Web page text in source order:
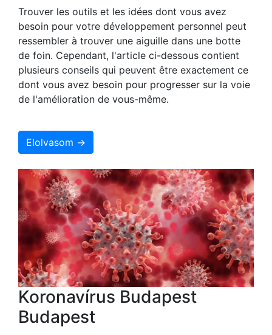
Trouver les outils et les idées dont vous avez
besoin pour votre développement personnel peut
ressembler à trouver une aiguille dans une botte
de foin. Cependant, l'article ci-dessous contient
plusieurs conseils qui peuvent être exactement ce
dont vous avez besoin pour progresser sur la voie
de l'amélioration de vous-même.
Elolvasom →
Koronavírus Budapest
Budapest